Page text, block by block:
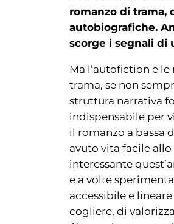
romanzo di trama,
autobiografiche.
scorge i segnali di
Ma l’autofiction e
trama, se non
struttura narrativa
indispensabile per
il romanzo a bassa
avuto vita facile
interessante
e a volte
accessibile e
cogliere, di